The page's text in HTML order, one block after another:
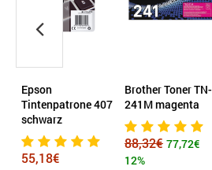
Epson
Tintenpatrone 407
schwarz
55,18€
Brother Toner TN-
241M magenta
88,32€ 77,72€
12%